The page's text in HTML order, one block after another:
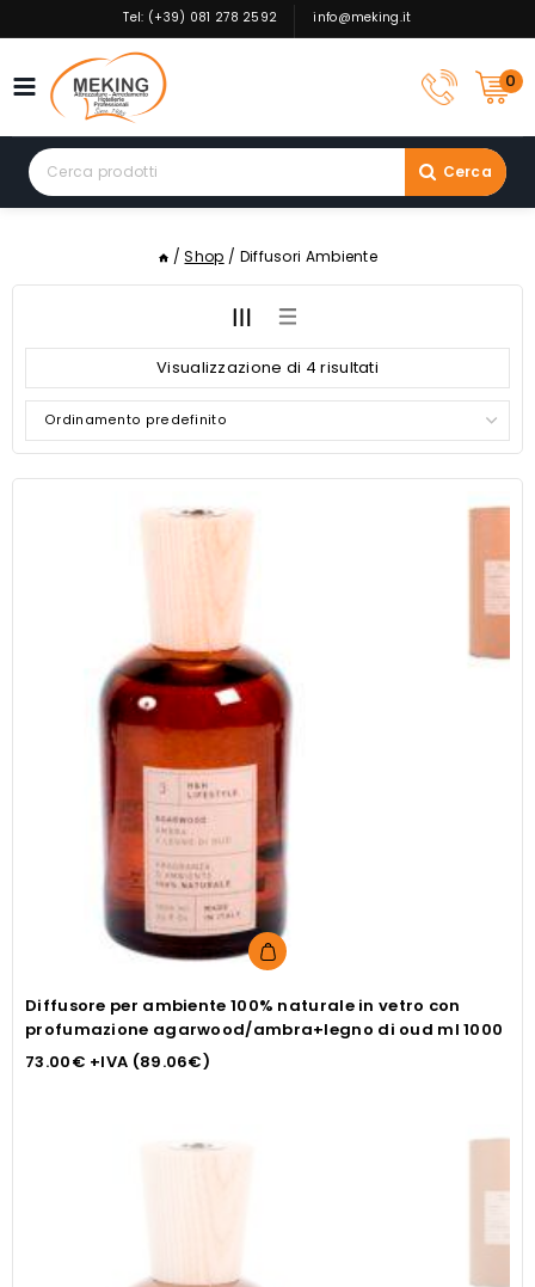
to
Tel: (+39) 081 278 2592 info@meking.it
0
Search
for:
Cerca
/ Shop / Diffusori Ambiente
Visualizzazione di 4 risultati
Diffusore per ambiente 100% naturale in vetro con
profumazione agarwood/ambra+legno di oud ml 1000
73.00€ +IVA (89.06€)